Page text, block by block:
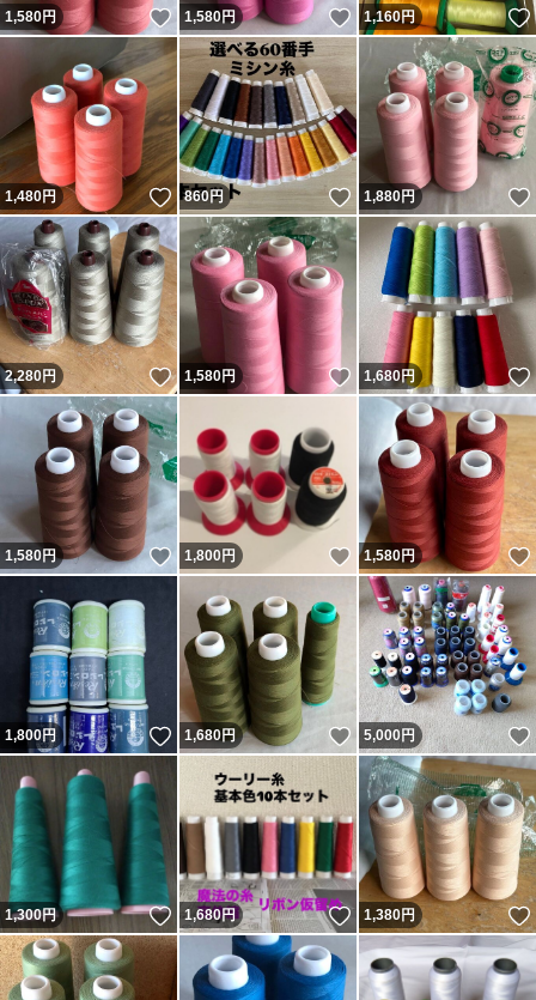
1,580円 いいね！
1,580円 いいね！
1,160円
1,480円 いいね！
860円 いいね！
1,880円
2,280円 いいね！
1,580円 いいね！
1,680円
1,580円 いいね！
1,800円 いいね！
1,580円
1,800円 いいね！
1,680円 いいね！
5,000円
1,300円 いいね！
1,680円 いいね！
1,380円